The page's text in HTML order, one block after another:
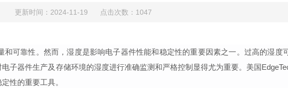
更新时间：2024-11-19 点击次数：1047
可靠性。然而，湿度是影响电子器件性能和稳定性的重要因素之一。过高的湿度
子器件生产及存储环境的湿度进行准确监测和严格控制显得尤为重要。美国
性的重要工具。